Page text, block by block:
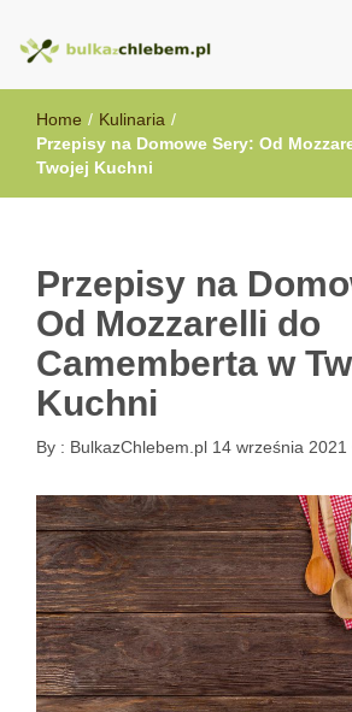
BulkazChlebem.pl
Home / Kulinaria /
Przepisy na Domowe Sery: Od
Twojej Kuchni
Przepisy na
Od Mozzarelli do
Camemberta w
Kuchni
By : BulkazChlebem.pl 14 września 2021